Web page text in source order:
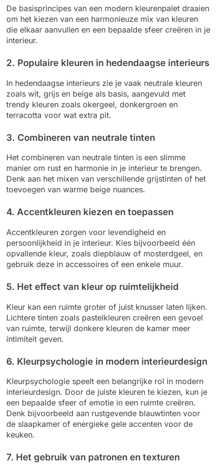
De basisprincipes van een modern kleurenpalet draaien
om het kiezen van een harmonieuze mix van kleuren
die elkaar aanvullen en een bepaalde sfeer creëren in je
interieur.
2. Populaire kleuren in hedendaagse interieurs
In hedendaagse interieurs zie je vaak neutrale kleuren
zoals wit, grijs en beige als basis, aangevuld met
trendy kleuren zoals okergeel, donkergroen en
terracotta voor wat extra pit.
3. Combineren van neutrale tinten
Het combineren van neutrale tinten is een slimme
manier om rust en harmonie in je interieur te brengen.
Denk aan het mixen van verschillende grijstinten of het
toevoegen van warme beige nuances.
4. Accentkleuren kiezen en toepassen
Accentkleuren zorgen voor levendigheid en
persoonlijkheid in je interieur. Kies bijvoorbeeld één
opvallende kleur, zoals diepblauw of mosterdgeel, en
gebruik deze in accessoires of een enkele muur.
5. Het effect van kleur op ruimtelijkheid
Kleur kan een ruimte groter of juist knusser laten lijken.
Lichtere tinten zoals pastelkleuren creëren een gevoel
van ruimte, terwijl donkere kleuren de kamer meer
intimiteit geven.
6. Kleurpsychologie in modern interieurdesign
Kleurpsychologie speelt een belangrijke rol in modern
interieurdesign. Door de juiste kleuren te kiezen, kun je
een bepaalde sfeer of emotie in een ruimte creëren.
Denk bijvoorbeeld aan rustgevende blauwtinten voor
de slaapkamer of energieke gele accenten voor de
keuken.
7. Het gebruik van patronen en texturen